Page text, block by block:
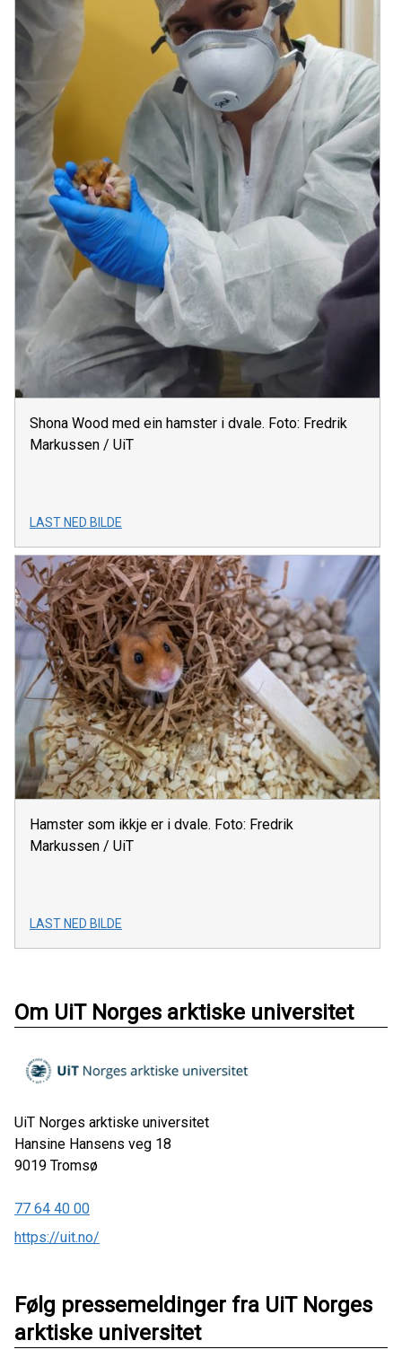
Shona Wood med ein hamster i dvale. Foto: Fredrik
Markussen / UiT
LAST NED BILDE
Hamster som ikkje er i dvale. Foto: Fredrik
Markussen / UiT
LAST NED BILDE
Om UiT Norges arktiske universitet
UiT Norges arktiske universitet
Hansine Hansens veg 18
9019 Tromsø
77 64 40 00
https://uit.no/
Følg pressemeldinger fra UiT Norges
arktiske universitet